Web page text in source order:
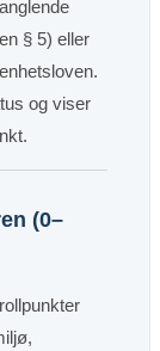
§ 5) eller
og viser
(0–